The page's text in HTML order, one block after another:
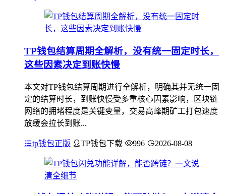
TP钱包结算周期全解析，没有统一固定时长，
这些因素决定到账快慢
本文对TP钱包结算周期进行全解析，明确其并无统一固
定的结算时长，到账快慢受多重核心因素影响，区块链
网络的拥堵程度是关键变量，交易高峰期矿工打包速度
放缓会拉长到账...
tp钱包正版 TP钱包下载 996 2026-08-08